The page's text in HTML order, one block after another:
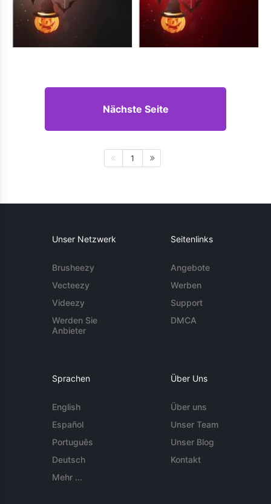
Nächste Seite
1
Unser Netzwerk
Brusheezy
Vecteezy
Videezy
Werden Sie
Anbieter
Seitenlinks
Angebote
Werben
Support
DMCA
Sprachen
English
Español
Português
Deutsch
Mehr ...
Über Uns
Über uns
Unser Team
Unser Blog
Kontakt